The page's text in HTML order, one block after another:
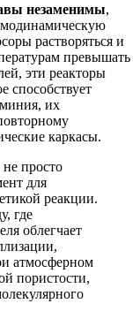
незаменимы,
растворяться и
превышать
эти реакторы
способствует
их
каркасы.
просто
для
реакции.
где
облегчает
атмосферном
пористости,